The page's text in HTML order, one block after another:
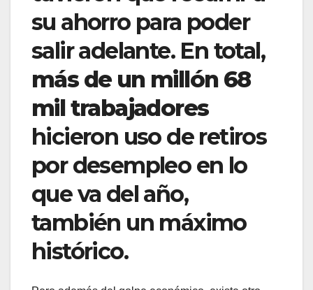
su ahorro para poder
salir adelante. En total,
más de un millón 68
mil trabajadores
hicieron uso de retiros
por desempleo en lo
que va del año,
también un máximo
histórico.